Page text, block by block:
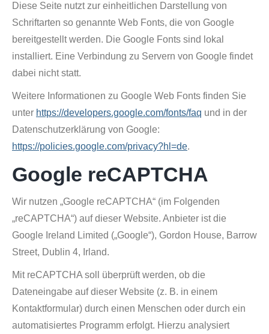
Diese Seite nutzt zur einheitlichen Darstellung von
Schriftarten so genannte Web Fonts, die von Google
bereitgestellt werden. Die Google Fonts sind lokal
installiert. Eine Verbindung zu Servern von Google findet
dabei nicht statt.
Weitere Informationen zu Google Web Fonts finden Sie
unter https://developers.google.com/fonts/faq und in der
Datenschutzerklärung von Google:
https://policies.google.com/privacy?hl=de.
Google reCAPTCHA
Wir nutzen „Google reCAPTCHA“ (im Folgenden
„reCAPTCHA“) auf dieser Website. Anbieter ist die
Google Ireland Limited („Google“), Gordon House, Barrow
Street, Dublin 4, Irland.
Mit reCAPTCHA soll überprüft werden, ob die
Dateneingabe auf dieser Website (z. B. in einem
Kontaktformular) durch einen Menschen oder durch ein
automatisiertes Programm erfolgt. Hierzu analysiert